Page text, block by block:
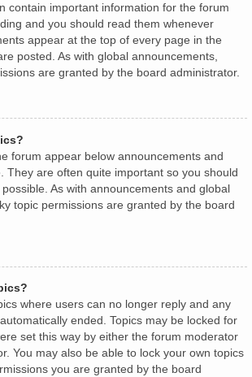
contain important information for the forum
and you should read them whenever
appear at the top of every page in the
posted. As with global announcements,
are granted by the board administrator.
forum appear below announcements and
They are often quite important so you should
As with announcements and global
topic permissions are granted by the board
where users can no longer reply and any
ended. Topics may be locked for
set this way by either the forum moderator
You may also be able to lock your own topics
you are granted by the board